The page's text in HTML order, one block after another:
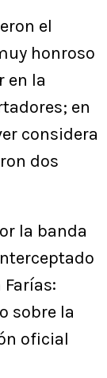
el
honroso
en la
en
considera
dos
la banda
sobre la
oficial